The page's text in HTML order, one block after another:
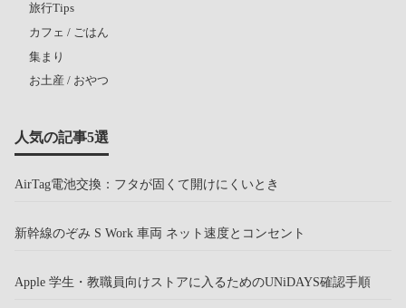
旅行Tips
カフェ / ごはん
集まり
お土産 / おやつ
人気の記事5選
AirTag電池交換：フタが固くて開けにくいとき
新幹線のぞみ S Work 車両 ネット速度とコンセント
Apple 学生・教職員向けストアに入るためのUNiDAYS確認手順